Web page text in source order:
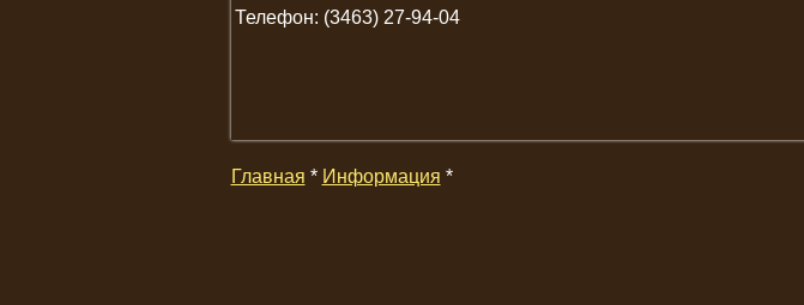
Телефон: (3463) 27-94-04
Главная * Информация *